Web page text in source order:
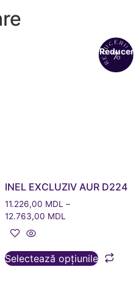
INEL EXCLUZIV AUR D224
11.226,00 MDL –
12.763,00 MDL
Selectează opțiunile